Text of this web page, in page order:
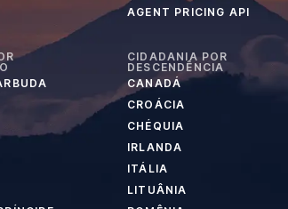
AGENT PRICING API
CIDADANIA POR
DESCENDÊNCIA
CANADÁ
CROÁCIA
CHÉQUIA
IRLANDA
ITÁLIA
LITUÂNIA